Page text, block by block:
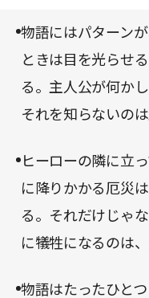
季節等々、ストーリ
素に気を配ること
ることが可能になる
物語にはパターン
ときは目を光らせ
る。主人公が何か
それを知らないの
ヒーローの隣に立
に降りかかる厄災
る。それだけじゃ
に犠牲になるのは
物語はたったひと